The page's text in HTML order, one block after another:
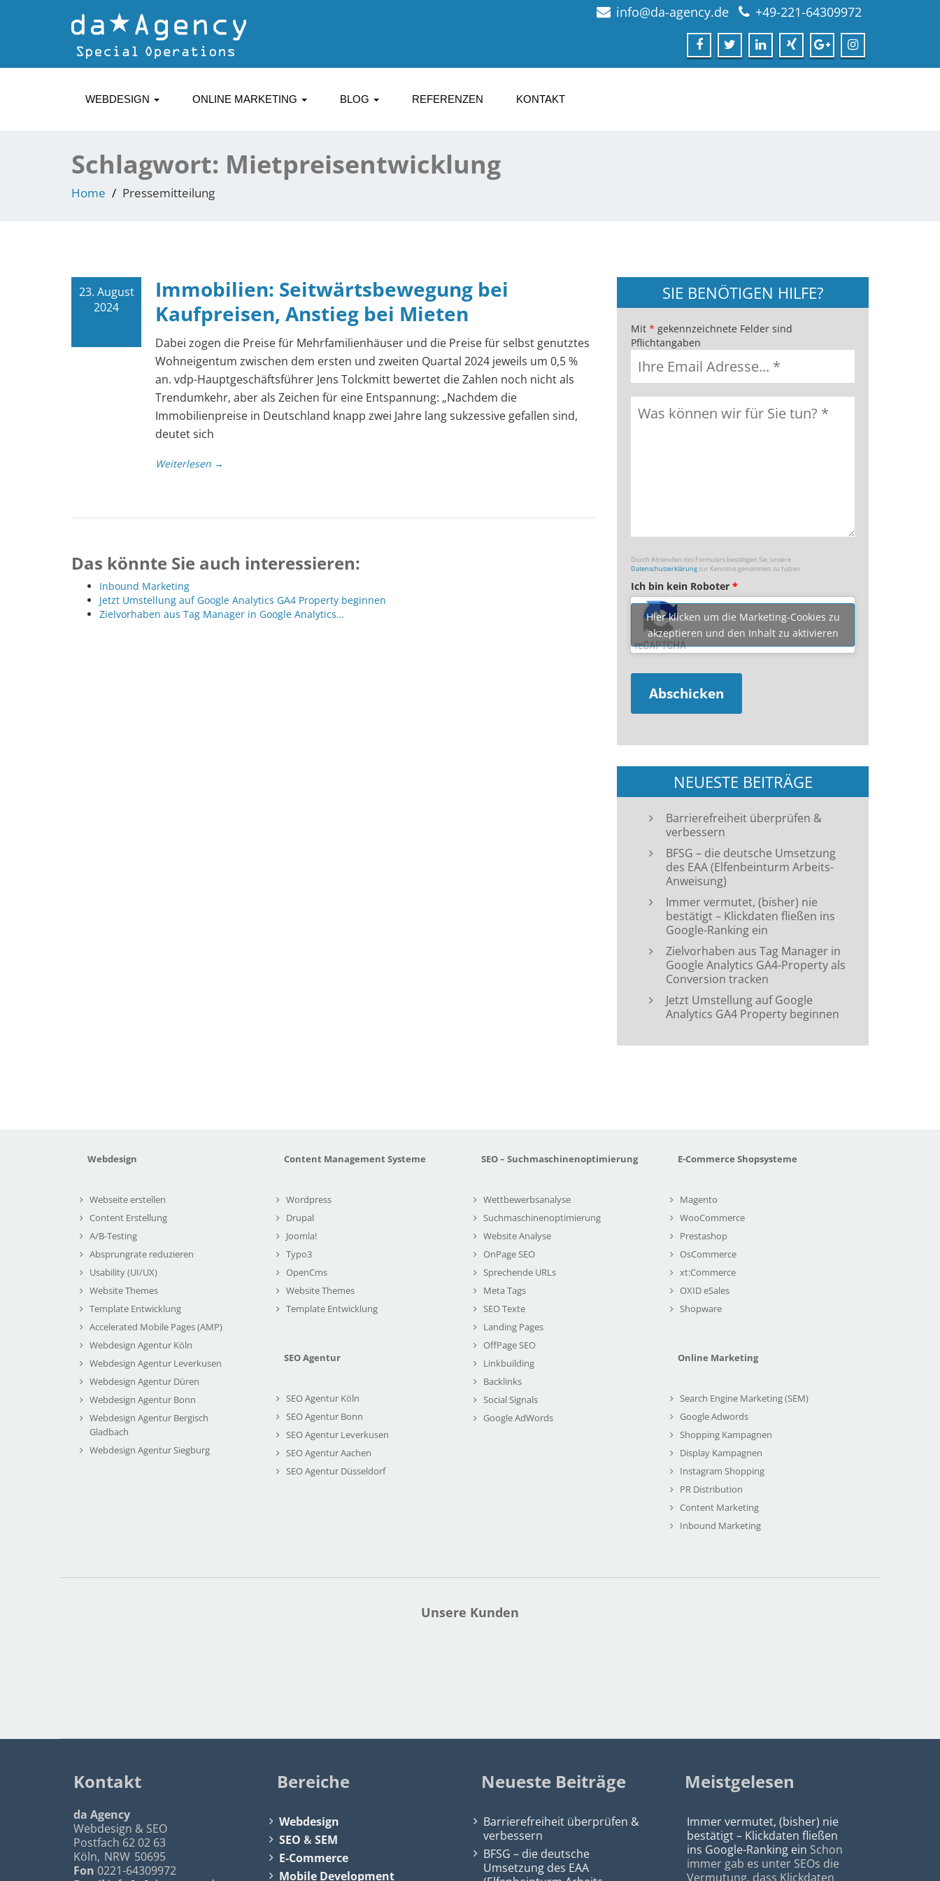
info@da-agency.de +49-221-64309972
WEBDESIGN ONLINE MARKETING BLOG REFERENZEN KONTAKT
Schlagwort: Mietpreisentwicklung
Home Pressemitteilung
23. August
2024
Immobilien: Seitwärtsbewegung bei
Kaufpreisen, Anstieg bei Mieten
Dabei zogen die Preise für Mehrfamilienhäuser und die Preise für selbst genutztes
Wohneigentum zwischen dem ersten und zweiten Quartal 2024 jeweils um 0,5 %
an. vdp-Hauptgeschäftsführer Jens Tolckmitt bewertet die Zahlen noch nicht als
Trendumkehr, aber als Zeichen für eine Entspannung: „Nachdem die
Immobilienpreise in Deutschland knapp zwei Jahre lang sukzessive gefallen sind,
deutet sich
Weiterlesen →
Das könnte Sie auch interessieren:
Inbound Marketing
Jetzt Umstellung auf Google Analytics GA4 Property beginnen
Zielvorhaben aus Tag Manager in Google Analytics…
SIE BENÖTIGEN HILFE?
Mit * gekennzeichnete Felder sind
Pflichtangaben
Durch Absenden des Formulars bestätigen Sie, unsere
Datenschutzerklärungzur Kenntnis genommen zu haben
Ich bin kein Roboter *
Hier klicken um die Marketing-Cookies zu
akzeptieren und den Inhalt zu aktivieren
NEUESTE BEITRÄGE
Barrierefreiheit überprüfen &
verbessern
BFSG – die deutsche Umsetzung
des EAA (Elfenbeinturm Arbeits-
Anweisung)
Immer vermutet, (bisher) nie
bestätigt – Klickdaten fließen ins
Google-Ranking ein
Zielvorhaben aus Tag Manager in
Google Analytics GA4-Property als
Conversion tracken
Jetzt Umstellung auf Google
Analytics GA4 Property beginnen
Webdesign
Webseite erstellen
Content Erstellung
A/B-Testing
Absprungrate reduzieren
Usability (UI/UX)
Website Themes
Template Entwicklung
Accelerated Mobile Pages (AMP)
Webdesign Agentur Köln
Webdesign Agentur Leverkusen
Webdesign Agentur Düren
Webdesign Agentur Bonn
Webdesign Agentur Bergisch
Gladbach
Webdesign Agentur Siegburg
Content Management Systeme
Wordpress
Drupal
Joomla!
Typo3
OpenCms
Website Themes
Template Entwicklung
SEO Agentur
SEO Agentur Köln
SEO Agentur Bonn
SEO Agentur Leverkusen
SEO Agentur Aachen
SEO Agentur Düsseldorf
SEO – Suchmaschinenoptimierung
Wettbewerbsanalyse
Suchmaschinenoptimierung
Website Analyse
OnPage SEO
Sprechende URLs
Meta Tags
SEO Texte
Landing Pages
OffPage SEO
Linkbuilding
Backlinks
Social Signals
Google AdWords
E-Commerce Shopsysteme
Magento
WooCommerce
Prestashop
OsCommerce
xt:Commerce
OXID eSales
Shopware
Online Marketing
Search Engine Marketing (SEM)
Google Adwords
Shopping Kampagnen
Display Kampagnen
Instagram Shopping
PR Distribution
Content Marketing
Inbound Marketing
Unsere Kunden
Kontakt
da Agency
Webdesign & SEO
Postfach 62 02 63
Köln, NRW 50695
Fon 0221-64309972
Bereiche
Webdesign
SEO &SEM
E-Commerce
Mobile Development
Neueste Beiträge
Barrierefreiheit überprüfen &
verbessern
BFSG – die deutsche
Umsetzung des EAA
Meistgelesen
Immer vermutet, (bisher) nie
bestätigt – Klickdaten fließen
ins Google-Ranking ein Schon
immer gab es unter SEOs die
Vermutung, dass Klickdaten